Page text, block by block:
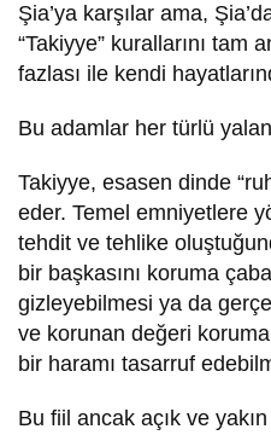
Şia’ya karşılar ama,
“Takiyye” kurallarını tam
fazlası ile kendi
Bu adamlar her türlü
Takiyye, esasen dinde
eder. Temel emniyetlere
tehdit ve tehlike
bir başkasını koruma
gizleyebilmesi ya da
ve korunan değeri
bir haramı tasarruf
Bu fiil ancak açık ve